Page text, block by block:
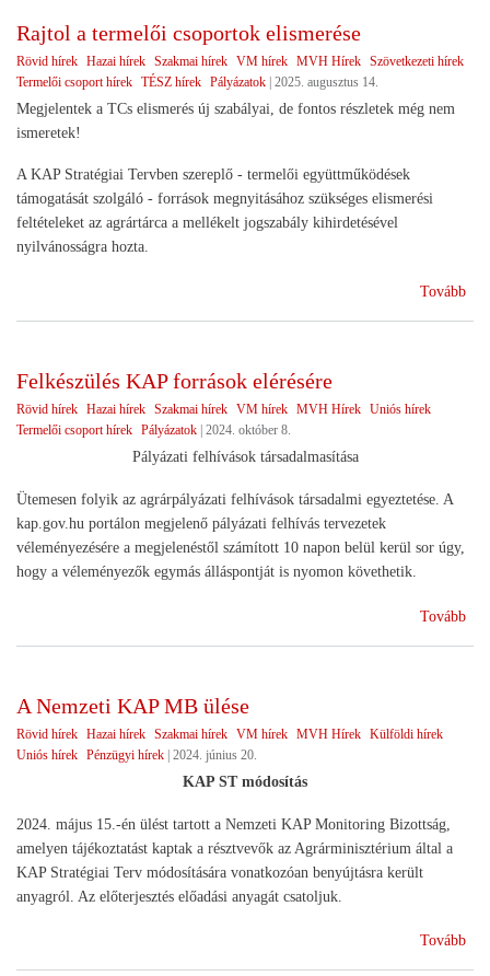
Rajtol a termelői csoportok elismerése
Rövid hírek Hazai hírek Szakmai hírek VM hírek MVH Hírek Szövetkezeti hírek
Termelői csoport hírek TÉSZ hírek Pályázatok | 2025. augusztus 14.
Megjelentek a TCs elismerés új szabályai, de fontos részletek még nem
ismeretek!
A KAP Stratégiai Tervben szereplő - termelői együttműködések
támogatását szolgáló - források megnyitásához szükséges elismerési
feltételeket az agrártárca a mellékelt jogszabály kihirdetésével
nyilvánosságra hozta.
Tovább
Felkészülés KAP források elérésére
Rövid hírek Hazai hírek Szakmai hírek VM hírek MVH Hírek Uniós hírek
Termelői csoport hírek Pályázatok 2024. október 8.
Pályázati felhívások társadalmasítása
Ütemesen folyik az agrárpályázati felhívások társadalmi egyeztetése. A
kap.gov.hu portálon megjelenő pályázati felhívás tervezetek
véleményezésére a megjelenéstől számított 10 napon belül kerül sor úgy,
hogy a véleményezők egymás álláspontját is nyomon követhetik.
Tovább
A Nemzeti KAP MB ülése
Rövid hírek Hazai hírek Szakmai hírek VM hírek MVH Hírek Külföldi hírek
Uniós hírek Pénzügyi hírek | 2024. június 20.
KAP ST módosítás
2024. május 15.-én ülést tartott a Nemzeti KAP Monitoring Bizottság,
amelyen tájékoztatást kaptak a résztvevők az Agrárminisztérium által a
KAP Stratégiai Terv módosítására vonatkozóan benyújtásra került
anyagról. Az előterjesztés előadási anyagát csatoljuk.
Tovább